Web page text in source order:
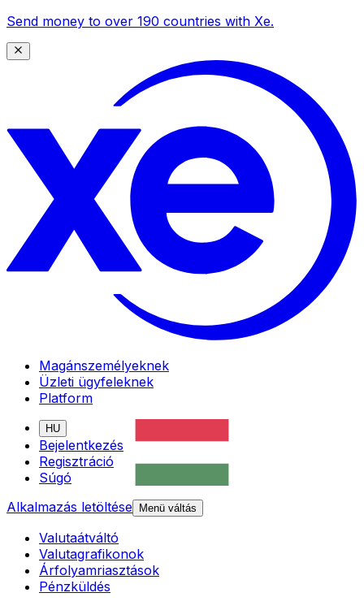
Send money to over 190 countries with Xe.
Magánszemélyeknek
Üzleti ügyfeleknek
Platform
HU
Bejelentkezés
Regisztráció
Súgó
Alkalmazás letöltése
Menü váltás
Valutaátváltó
Valutagrafikonok
Árfolyamriasztások
Pénzküldés